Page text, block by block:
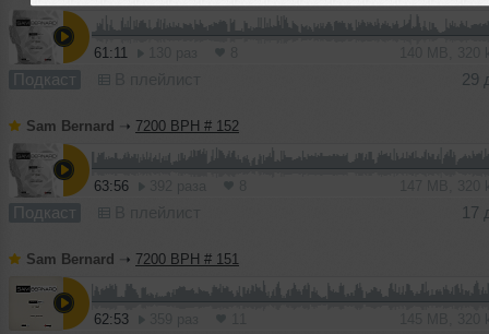
61:11
Подкаст 29
Sam Bernard ➝ 7200 BPH # 152
63:56
Подкаст 17
Sam Bernard ➝ 7200 BPH # 151
62:53